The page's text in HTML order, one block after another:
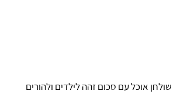
שולחן אוכל עם סכום זהה לילדים ולהורים